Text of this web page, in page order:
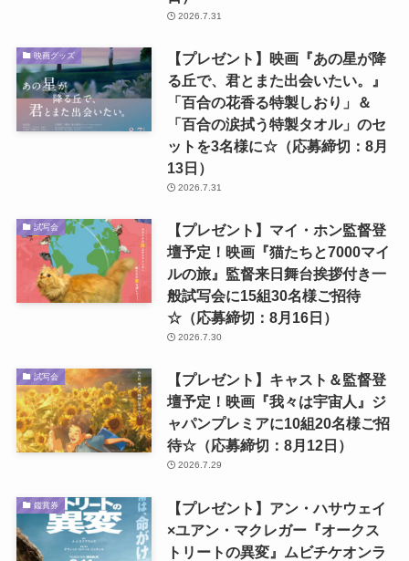
2026.7.31
映画グッズ
【プレゼント】映画『あの星が降
る丘で、君とまた出会いたい。』
「百合の花香る特製しおり」＆
「百合の涙拭う特製タオル」のセ
ットを3名様に☆（応募締切：8月
13日）
2026.7.31
試写会
【プレゼント】マイ・ホン監督登
壇予定！映画『猫たちと7000マイ
ルの旅』監督来日舞台挨拶付き一
般試写会に15組30名様ご招待
☆（応募締切：8月16日）
2026.7.30
試写会
【プレゼント】キャスト＆監督登
壇予定！映画『我々は宇宙人』ジ
ャパンプレミアに10組20名様ご招
待☆（応募締切：8月12日）
2026.7.29
鑑賞券
【プレゼント】アン・ハサウェイ
×ユアン・マクレガー『オークス
トリートの異変』ムビチケオンラ